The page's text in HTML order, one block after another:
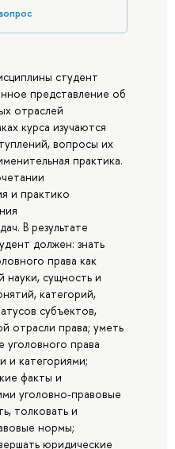
студент
представление об
отраслей
курса изучаются
вопросы их
практика.
и практико
В результате
должен: знать
права как
науки, сущность и
категорий,
субъектов,
отрасли права; уметь
уголовного права
и категориями;
факты и
уголовно-правовые
толковать и
нормы;
юридические